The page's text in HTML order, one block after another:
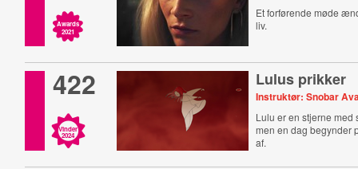
Awards
2021
Et forførende møde
liv.
422
Vinder
2024
Lulus prikker
Instruktør: Snobar
Lulu er en stjerne med
men en dag begynder
af.